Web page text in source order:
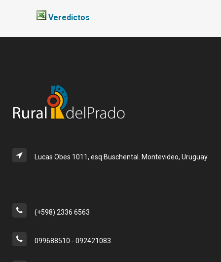
Veredictos
Lucas Obes 1011, esq Buschental. Montevideo, Uruguay
(+598) 2336 6563
099688510 - 092421083